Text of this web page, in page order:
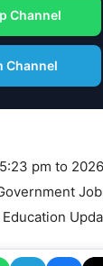
Channel
Channel
pm to
Education